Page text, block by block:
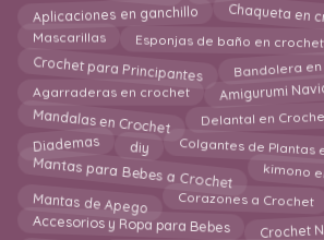
Aplicaciones en ganchillo Chaqueta en
Mascarillas Esponjas de baño en crochet
Crochet para Principantes Bandolera
Agarraderas en crochet Amigurumi
Mandalas en Crochet Delantal en
Diademas diy Colgantes de Plantas
Mantas para Bebes a Crochet kimono
Mantas de Apego Corazones a Crochet
Accesorios y Ropa para Bebes Crochet